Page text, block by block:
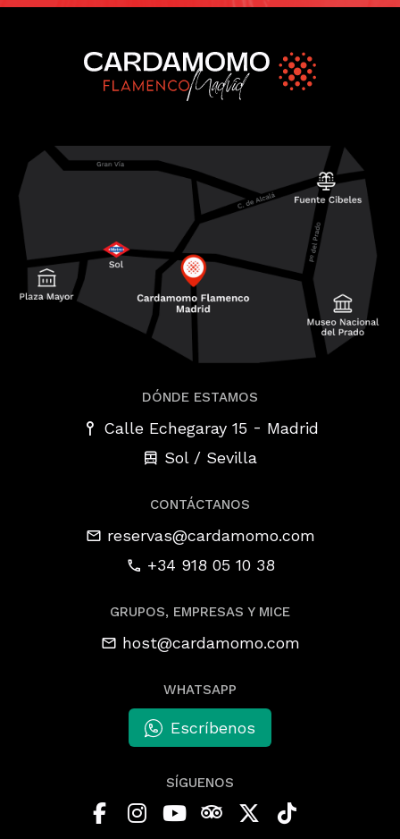
DÓNDE ESTAMOS
Calle Echegaray 15 - Madrid
Sol / Sevilla
CONTÁCTANOS
reservas@cardamomo.com
+34 918 05 10 38
GRUPOS, EMPRESAS Y MICE
host@cardamomo.com
WHATSAPP
Escríbenos
SÍGUENOS